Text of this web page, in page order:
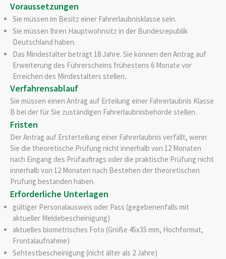
Voraussetzungen
Sie müssen im Besitz einer Fahrerlaubnisklasse sein.
Sie müssen Ihren Hauptwohnsitz in der Bundesrepublik
Deutschland haben.
Das Mindestalter beträgt 18 Jahre. Sie können den Antrag auf
Erweiterung des Führerscheins frühestens 6 Monate vor
Erreichen des Mindestalters stellen.
Verfahrensablauf
Sie müssen einen Antrag auf Erteilung einer Fahrerlaubnis Klasse
B bei der für Sie zuständigen Fahrerlaubnisbehörde stellen.
Fristen
Der Antrag auf Ersterteilung einer Fahrerlaubnis verfällt, wenn
Sie die theoretische Prüfung nicht innerhalb von 12 Monaten
nach Eingang des Prüfauftrags oder die praktische Prüfung nicht
innerhalb von 12 Monaten nach Bestehen der theoretischen
Prüfung bestanden haben.
Erforderliche Unterlagen
gültiger Personalausweis oder Pass (gegebenenfalls mit
aktueller Meldebescheinigung)
aktuelles biometrisches Foto (Größe 45x35 mm, Hochformat,
Frontalaufnahme)
Sehtestbescheinigung (nicht älter als 2 Jahre)